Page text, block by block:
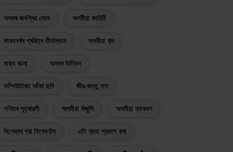
অসমৰ জনপ্ৰিয় লোক অসমীয়া কাহিনী
ভাৰতবৰ্ষৰ প্ৰৱিত্ৰ তীৰ্থস্থান অসমীয়া শব্দ
বাক্য ৰচনা অসমৰ উদ্ভিদ
কম্পিউটাৰত আঁকা ছবি জীৱ-জন্তু নাম
গণিতৰ সূত্ৰাৱলী অসমীয়া সঁজুলি অসমীয়া ব্যাকৰণ
বিশেষ্যৰ পৰা বিশেষণলৈ এটা শব্দত প্ৰকাশ কৰা